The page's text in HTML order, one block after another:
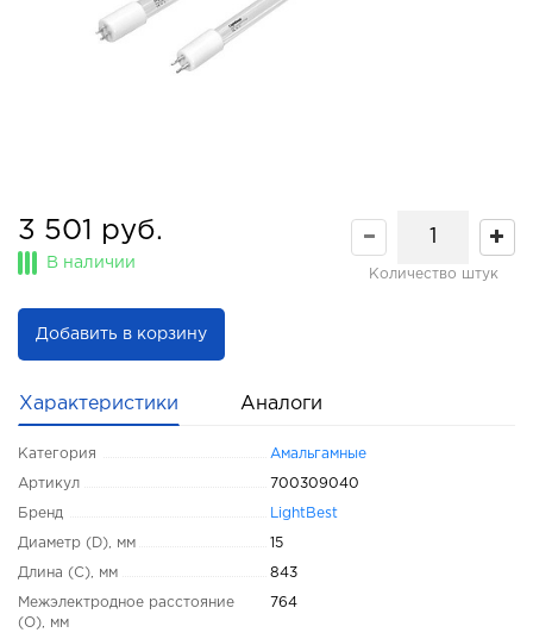
3 501 руб.
В наличии
Количество штук
Добавить в корзину
Характеристики Аналоги
Категория Амальгамные
Артикул 700309040
Бренд LightBest
Диаметр (D), мм 15
Длина (C), мм 843
Межэлектродное расстояние
(O), мм
764